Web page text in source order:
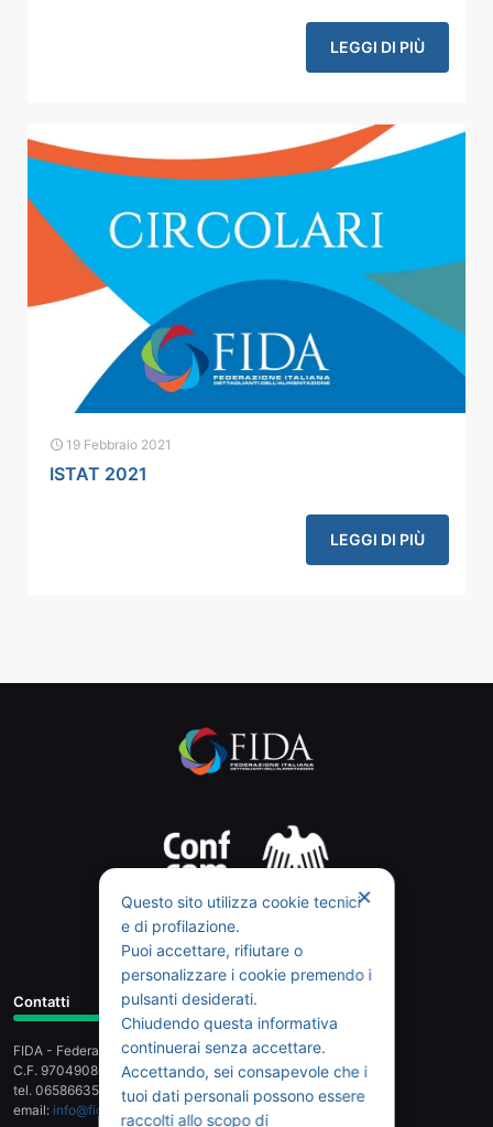
LEGGI DI PIÙ
19 Febbraio 2021
ISTAT 2021
LEGGI DI PIÙ
Contatti
FIDA - Federazione Italiana Dettaglianti dell'Alimentazione
C.F. 97049080589 - Piazza G.G. Belli 2, 00153 Roma
tel. 065866358 - fax 065803159
email: info@fidaonline.it - pec: fidanazionale@legalmail.it
✕
Questo sito utilizza cookie tecnici
e di profilazione.
Puoi accettare, rifiutare o
personalizzare i cookie premendo i
pulsanti desiderati.
Chiudendo questa informativa
continuerai senza accettare.
Accettando, sei consapevole che i
tuoi dati personali possono essere
raccolti allo scopo di